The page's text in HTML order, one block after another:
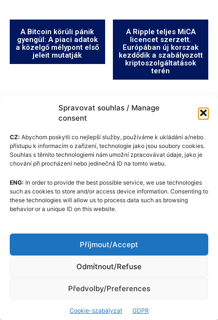
Spravovat souhlas / Manage
consent
CZ: Abychom poskytli co nejlepší služby, používáme k ukládání a/nebo
přístupu k informacím o zařízení, technologie jako jsou soubory cookies.
Souhlas s těmito technologiemi nám umožní zpracovávat údaje, jako je
chování při procházení nebo jedinečná ID na tomto webu.
ENG: In order to provide the best possible service, we use technologies
such as cookies to store and/or access device information. Consenting to
these technologies will allow us to process data such as browsing
behavior or a unique ID on this website.
Příjmout/Accept
Odmítnout/Refuse
Předvolby/Preferences
Cookie-szabályzat GDPR
A Bitcoin körüli pánik
gyengül: A piaci adatok
a közelgő mélypont első
jeleit mutatják
A Ripple teljes MiCA
licencet szerzett.
Európában új korszak
kezdődik a szabályozott
kriptoszolgáltatások
terén
Cookie-szabályzat (EU)
GDPR
Szerkesztőségi Kódexe